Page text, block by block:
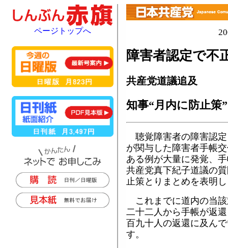
障害者認定で不
共産党道議追及
知事“月内に防止策”
聴覚障害者の障害認
が関与した障害者手帳
ある例が大量に発覚、
共産党真下紀子道議の
止策とりまとめを表明
これまでに道内の当
二十二人から手帳が返
百九十人の返還に及ん
す。
ページトップへ